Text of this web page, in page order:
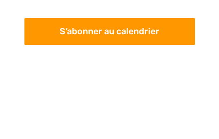
S’abonner au calendrier